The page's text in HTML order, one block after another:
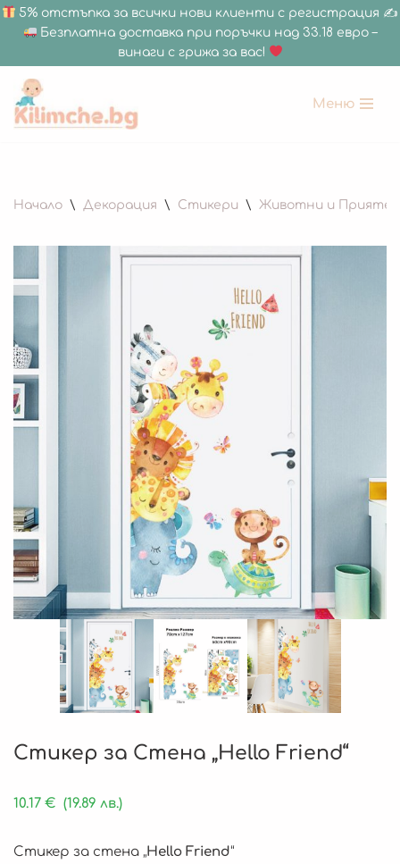
5% отстъпка за всички нови клиенти с регистрация ✍
Безплатна доставка при поръчки над 33.18 евро –
винаги с грижа за вас!
Продължете
Меню
Начало \ Декорация \ Стикери \ Животни и
Стикер за Стена „Hello Friend“
10.17 € (19.89 лв.)
Стикер за стена „Hello Friend“